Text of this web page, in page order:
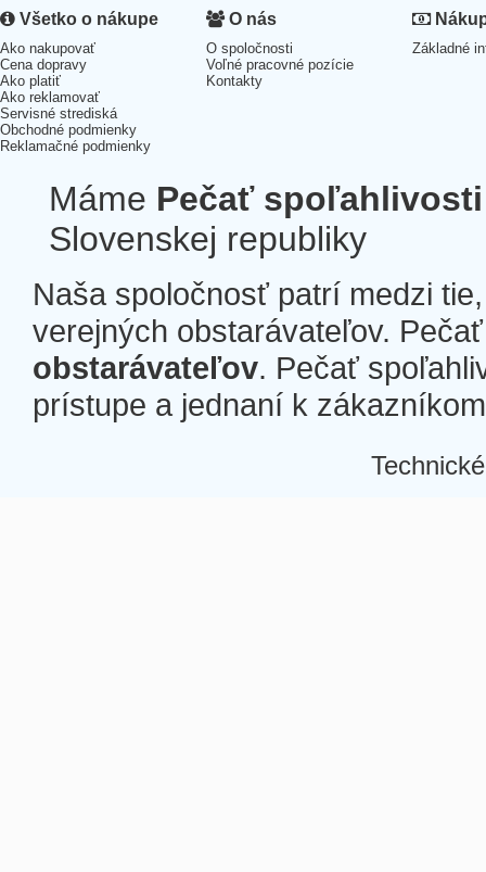
Všetko o nákupe
Ako nakupovať
Cena dopravy
Ako platiť
Ako reklamovať
Servisné strediská
Obchodné podmienky
Reklamačné podmienky
O nás
O spoločnosti
Voľné pracovné pozície
Kontakty
Základné
Máme Pečať spoľahlivosti
Slovenskej republiky
Naša spoločnosť patrí medzi
verejných obstarávateľov.
obstarávateľov. Pečať
prístupe a jednaní k